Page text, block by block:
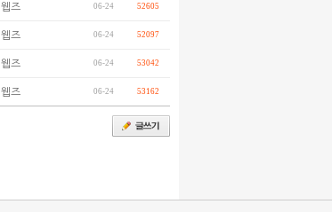
웹즈 06-24 52605
웹즈 06-24 52097
웹즈 06-24 53042
웹즈 06-24 53162